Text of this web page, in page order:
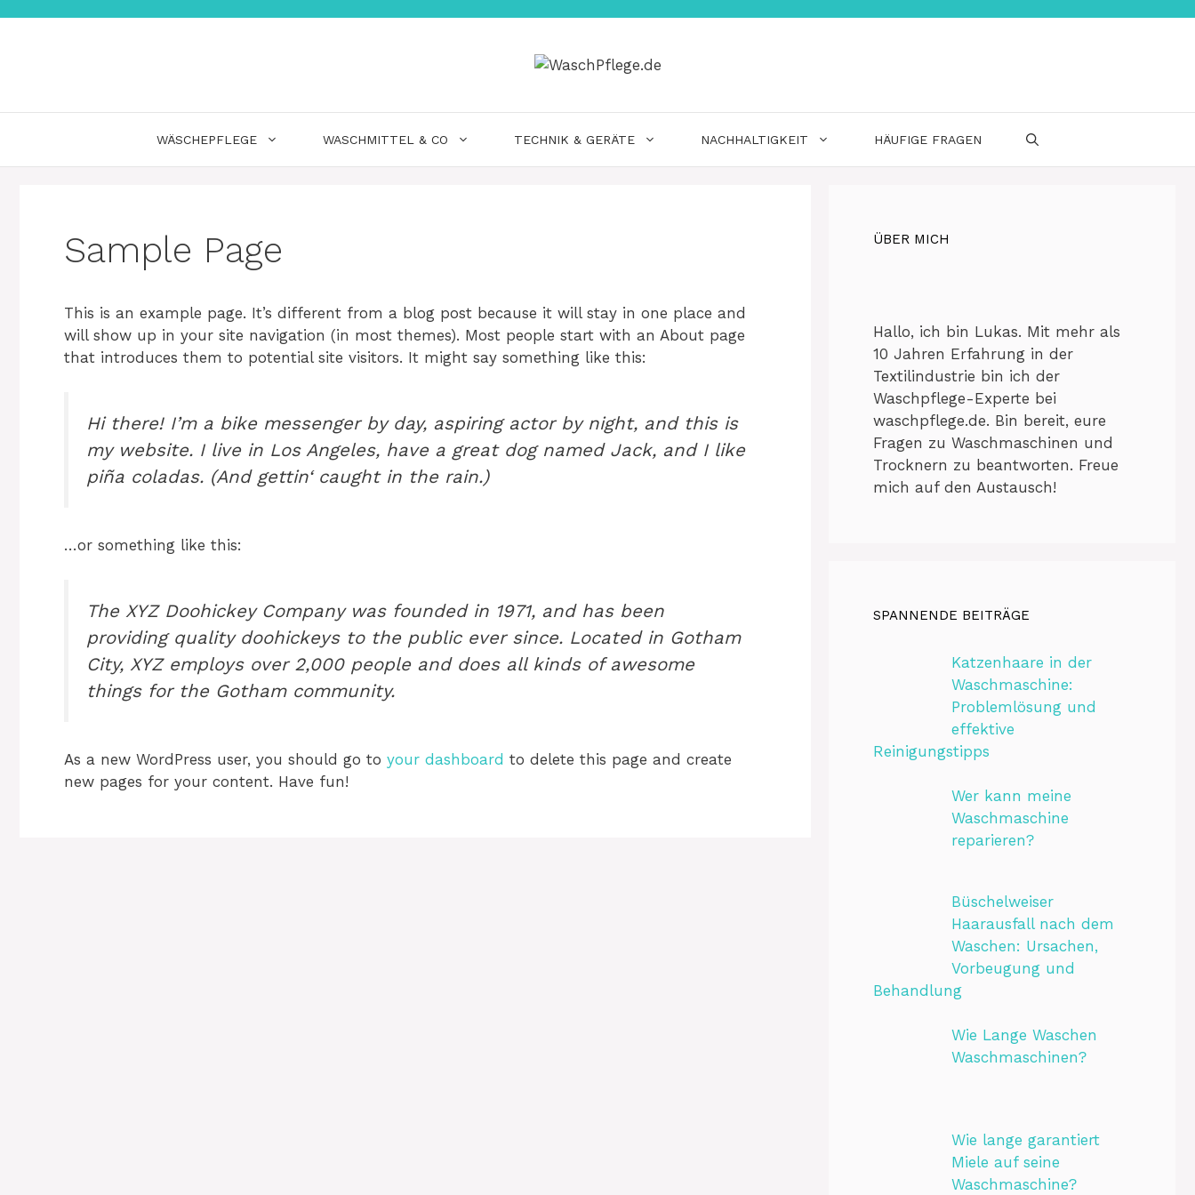
WÄSCHEPFLEGE WASCHMITTEL & CO TECHNIK & GERÄTE NACHHALTIGKEIT HÄUFIGE FRAGEN
Sample Page
This is an example page. It’s different from a blog post because it will stay in one place and
will show up in your site navigation (in most themes). Most people start with an About page
that introduces them to potential site visitors. It might say something like this:
Hi there! I’m a bike messenger by day, aspiring actor by night, and this is
my website. I live in Los Angeles, have a great dog named Jack, and I like
piña coladas. (And gettin‘ caught in the rain.)
…or something like this:
The XYZ Doohickey Company was founded in 1971, and has been
providing quality doohickeys to the public ever since. Located in Gotham
City, XYZ employs over 2,000 people and does all kinds of awesome
things for the Gotham community.
As a new WordPress user, you should go to your dashboard to delete this page and create
new pages for your content. Have fun!
ÜBER MICH
Hallo, ich bin Lukas. Mit mehr als
10 Jahren Erfahrung in der
Textilindustrie bin ich der
Waschpflege-Experte bei
waschpflege.de. Bin bereit, eure
Fragen zu Waschmaschinen und
Trocknern zu beantworten. Freue
mich auf den Austausch!
SPANNENDE BEITRÄGE
Katzenhaare in der
Waschmaschine:
Problemlösung und
effektive
Reinigungstipps
Wer kann meine
Waschmaschine
reparieren?
Büschelweiser
Haarausfall nach dem
Waschen: Ursachen,
Vorbeugung und
Behandlung
Wie Lange Waschen
Waschmaschinen?
Wie lange garantiert
Miele auf seine
Waschmaschine?